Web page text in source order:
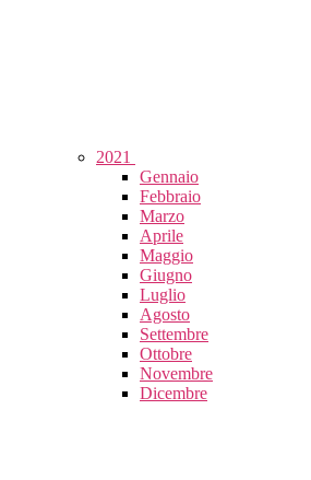
2021
Gennaio
Febbraio
Marzo
Aprile
Maggio
Giugno
Luglio
Agosto
Settembre
Ottobre
Novembre
Dicembre